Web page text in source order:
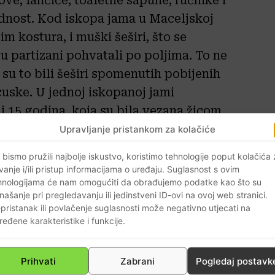
Upravljanje pristankom za kolačiće
bismo pružili najbolje iskustvo, koristimo tehnologije poput kolačića
i/ili pristup informacijama o uređaju. Suglasnost s ovim
će nam omogućiti da obrađujemo podatke kao što su
pri pregledavanju ili jedinstveni ID-ovi na ovoj web stranici.
ili povlačenje suglasnosti može negativno utjecati na
karakteristike i funkcije.
Prihvati Zabrani Pogledaj
Kod iskopa jama u Maceljskoj
kostura, i muški šeširi, što se
partizani pohvatali po poljima. To ne
to bili šeširi spomenutih pobijenih
U jednoj iskopanoj jami
godina, koja su bila vezana žicom.
krivnje i suđenja, kao i malu
pljački i zločinu pokušao zametnuti
zločina, snimljenom u režiji naše
je kao djevojčica doživjela ubijanja
ženske osobe, ubačene u jamu,
svjedoci potvrđuju isto. To što se
fašizma (komunizma), koji je
zbog ideologije i bešćutne